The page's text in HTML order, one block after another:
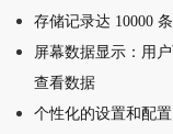
存储记录达 10000
屏幕数据显示：用
查看数据
个性化的设置和配